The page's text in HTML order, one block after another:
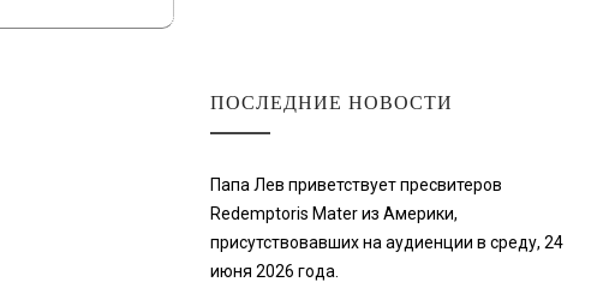
ПОСЛЕДНИЕ НОВОСТИ
Папа Лев приветствует пресвитеров
Redemptoris Mater из Америки,
присутствовавших на аудиенции в среду, 24
июня 2026 года.